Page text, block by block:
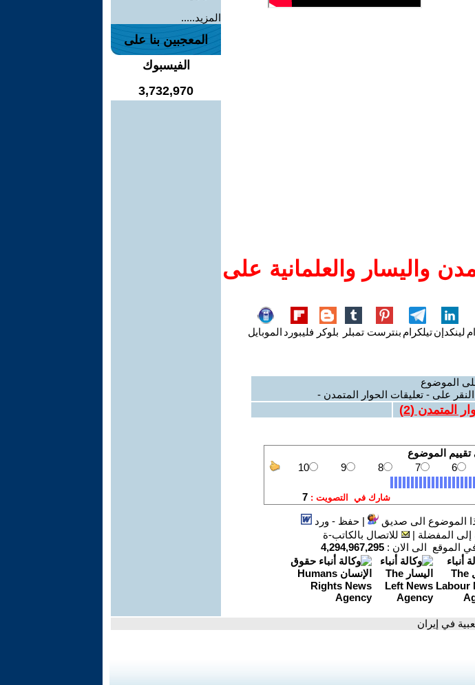
واليسار والعلمانية على
لينكدإنتيلكرام بنترست تمبلر بلوكر فليبورد الموبايل
الموضوع
على - تعليقات الحوار المتمدن -
المتمدن (2
)
الموضوع الى صديق |حفظ - ورد
إلى المفضلة |
للاتصال بالكاتب-ة
الموقع الى الان : 4,294,967,295
المزيد.....
المعجبين بنا على
الفيسبوك
3,732,970
في إيران